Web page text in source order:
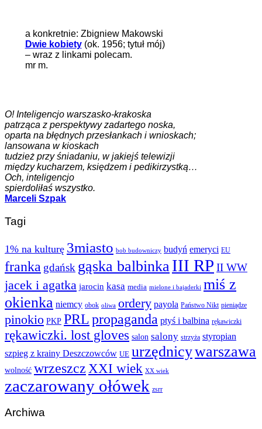
a konkretnie: Zbigniew Makowski
Dwie kobiety(ok. 1956; tytuł mój)
– wraz z linkami polecam.
mr m.
O! Inteligencjo warszasko-krakoska
patrząca z perspektywy zadartego noska,
oparta na błędnych przesłankach i wnioskach;
lansowana w kioskach
tudzież przy śniadaniu, w jakiejś telewizji
między kucharzem, księdzem i pedikirzystką…
Och, inteligencjo
spierdoliłaś wszystko.
Marceli Szpak
Tagi
1% na kulturę 3miasto bob budowniczy budyń emeryci EU
franka gdańsk gąska balbinka III RP II WW
jacek i agatka jarocin kasa media mielone i bajaderki miś z
okienka niemcy obok oliwa ordery payola Państwo Nikt pieniądze
pinokio PKP PRLpropaganda ptyś i balbina rękawiczki
rękawiczki. lost gloves salon salony strzyża styropian
szpieg z krainy Deszczowców UE urzędnicywarszawa
wolność wrzeszcz XXI wiek XX wiek
zaczarowany ołówek zsrr
Archiwa